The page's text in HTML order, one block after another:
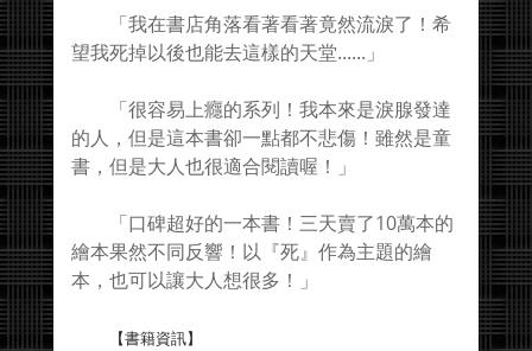
「我在書店角落看著看著竟然流淚了！希
望我死掉以後也能去這樣的天堂......」
「很容易上癮的系列！我本來是淚腺發達
的人，但是這本書卻一點都不悲傷！雖然是童
書，但是大人也很適合閱讀喔！」
「口碑超好的一本書！三天賣了10萬本的
繪本果然不同反響！以『死』作為主題的繪
本，也可以讓大人想很多！」
【書籍資訊】